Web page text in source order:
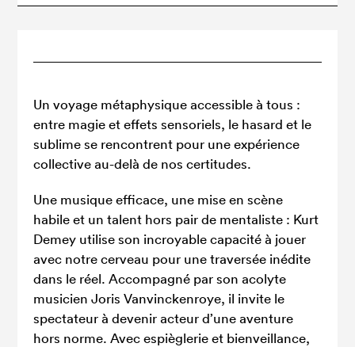
Un voyage métaphysique accessible à tous :
entre magie et effets sensoriels, le hasard et le
sublime se rencontrent pour une expérience
collective au-delà de nos certitudes.
Une musique efficace, une mise en scène
habile et un talent hors pair de mentaliste : Kurt
Demey utilise son incroyable capacité à jouer
avec notre cerveau pour une traversée inédite
dans le réel. Accompagné par son acolyte
musicien Joris Vanvinckenroye, il invite le
spectateur à devenir acteur d’une aventure
hors norme. Avec espièglerie et bienveillance,